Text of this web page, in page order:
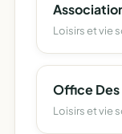
Loisirs et vie
Loisirs et vie